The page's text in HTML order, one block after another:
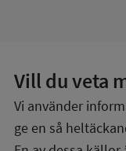
Vill du veta
Vi använder
ge en så